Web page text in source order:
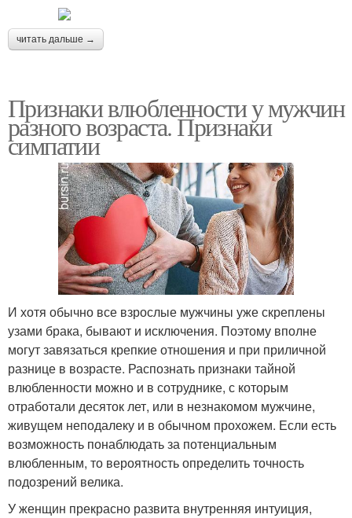
читать дальше →
Признаки влюбленности у мужчин
разного возраста. Признаки
симпатии
И хотя обычно все взрослые мужчины уже скреплены
узами брака, бывают и исключения. Поэтому вполне
могут завязаться крепкие отношения и при приличной
разнице в возрасте. Распознать признаки тайной
влюбленности можно и в сотруднике, с которым
отработали десяток лет, или в незнакомом мужчине,
живущем неподалеку и в обычном прохожем. Если есть
возможность понаблюдать за потенциальным
влюбленным, то вероятность определить точность
подозрений велика.
У женщин прекрасно развита внутренняя интуиция,